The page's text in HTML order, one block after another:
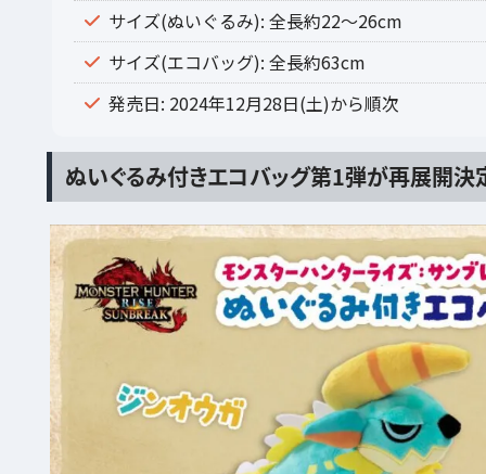
サイズ(ぬいぐるみ): 全長約22～26cm
サイズ(エコバッグ): 全長約63cm
発売日: 2024年12月28日(土)から順次
ぬいぐるみ付きエコバッグ第1弾が再展開決